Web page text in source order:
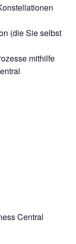
(die Sie selbst
mithilfe
Central